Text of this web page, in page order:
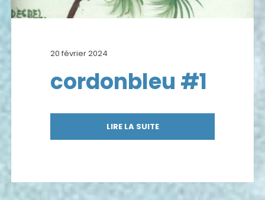
20 février 2024
cordonbleu #1
LIRE LA SUITE